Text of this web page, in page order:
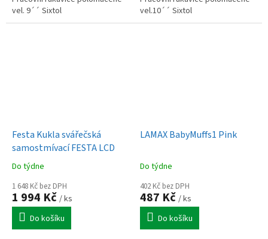
vel. 9´´ Sixtol
vel.10´´ Sixtol
Festa Kukla svářečská
samostmívací FESTA LCD
Do týdne
1 648 Kč bez DPH
1 994 Kč / ks
Do košíku
LAMAX BabyMuffs1 Pink
Do týdne
402 Kč bez DPH
487 Kč / ks
Do košíku